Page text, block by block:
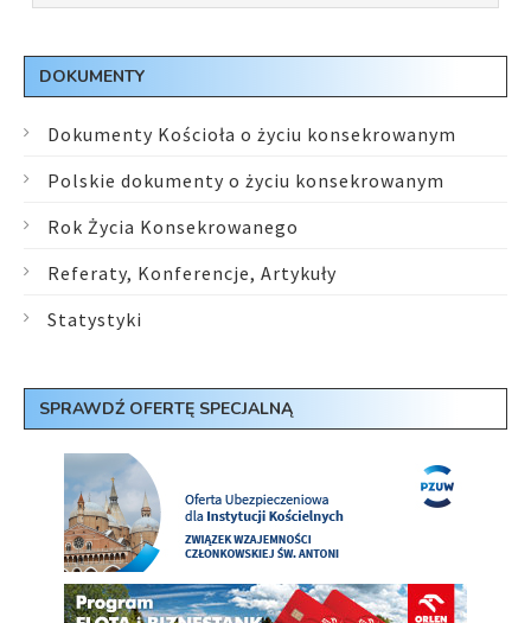
DOKUMENTY
Dokumenty Kościoła o życiu konsekrowanym
Polskie dokumenty o życiu konsekrowanym
Rok Życia Konsekrowanego
Referaty, Konferencje, Artykuły
Statystyki
SPRAWDŹ OFERTĘ SPECJALNĄ